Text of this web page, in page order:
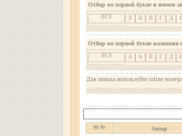
Отбор по первой букве в имени
ВСЕ А Б В Г Д
Отбор по первой букве названия
ВСЕ А Б В Г Д
Для поиска используйте inline
№ № Автор